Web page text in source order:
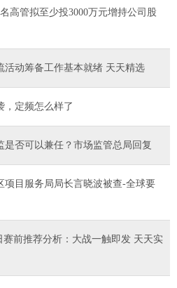
高管拟至少投3000万元增持公司股
活动筹备工作基本就绪 天天精选
，定频怎么样了
否可以兼任？市场监管总局回复
项目服务局局长言晓波被查-全球要
前推荐分析：大战一触即发 天天实